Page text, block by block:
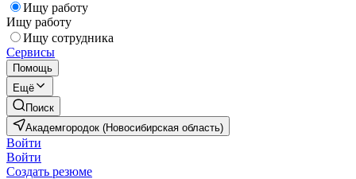
Ищу работу
Ищу работу
Ищу сотрудника
Сервисы
Помощь
Ещё
Поиск
Академгородок (Новосибирская область)
Войти
Войти
Создать резюме